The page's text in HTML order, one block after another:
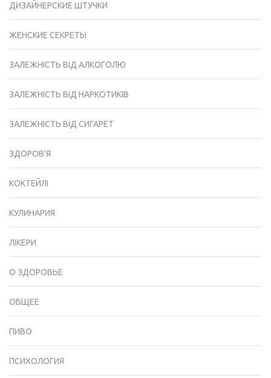
ДИЗАЙНЕРСКИЕ ШТУЧКИ
ЖЕНСКИЕ СЕКРЕТЫ
ЗАЛЕЖНІСТЬ ВІД АЛКОГОЛЮ
ЗАЛЕЖНІСТЬ ВІД НАРКОТИКІВ
ЗАЛЕЖНІСТЬ ВІД СИГАРЕТ
ЗДОРОВ'Я
КОКТЕЙЛІ
КУЛИНАРИЯ
ЛІКЕРИ
О ЗДОРОВЬЕ
ОБЩЕЕ
ПИВО
ПСИХОЛОГИЯ